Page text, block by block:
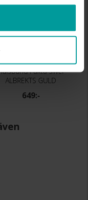
i äkta silver
ALBREKTS GULD
649:-